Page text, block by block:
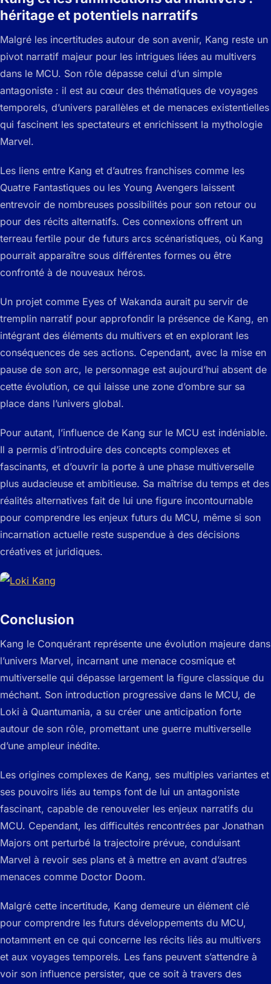
héritage et potentiels narratifs
Malgré les incertitudes autour de son avenir, Kang reste un
pivot narratif majeur pour les intrigues liées au multivers
dans le MCU. Son rôle dépasse celui d’un simple
antagoniste : il est au cœur des thématiques de voyages
temporels, d’univers parallèles et de menaces existentielles
qui fascinent les spectateurs et enrichissent la mythologie
Marvel.
Les liens entre Kang et d’autres franchises comme les
Quatre Fantastiques ou les Young Avengers laissent
entrevoir de nombreuses possibilités pour son retour ou
pour des récits alternatifs. Ces connexions offrent un
terreau fertile pour de futurs arcs scénaristiques, où Kang
pourrait apparaître sous différentes formes ou être
confronté à de nouveaux héros.
Un projet comme Eyes of Wakanda aurait pu servir de
tremplin narratif pour approfondir la présence de Kang, en
intégrant des éléments du multivers et en explorant les
conséquences de ses actions. Cependant, avec la mise en
pause de son arc, le personnage est aujourd’hui absent de
cette évolution, ce qui laisse une zone d’ombre sur sa
place dans l’univers global.
Pour autant, l’influence de Kang sur le MCU est indéniable.
Il a permis d’introduire des concepts complexes et
fascinants, et d’ouvrir la porte à une phase multiverselle
plus audacieuse et ambitieuse. Sa maîtrise du temps et des
réalités alternatives fait de lui une figure incontournable
pour comprendre les enjeux futurs du MCU, même si son
incarnation actuelle reste suspendue à des décisions
créatives et juridiques.
Conclusion
Kang le Conquérant représente une évolution majeure dans
l’univers Marvel, incarnant une menace cosmique et
multiverselle qui dépasse largement la figure classique du
méchant. Son introduction progressive dans le MCU, de
Loki à Quantumania, a su créer une anticipation forte
autour de son rôle, promettant une guerre multiverselle
d’une ampleur inédite.
Les origines complexes de Kang, ses multiples variantes et
ses pouvoirs liés au temps font de lui un antagoniste
fascinant, capable de renouveler les enjeux narratifs du
MCU. Cependant, les difficultés rencontrées par Jonathan
Majors ont perturbé la trajectoire prévue, conduisant
Marvel à revoir ses plans et à mettre en avant d’autres
menaces comme Doctor Doom.
Malgré cette incertitude, Kang demeure un élément clé
pour comprendre les futurs développements du MCU,
notamment en ce qui concerne les récits liés au multivers
et aux voyages temporels. Les fans peuvent s’attendre à
voir son influence persister, que ce soit à travers des